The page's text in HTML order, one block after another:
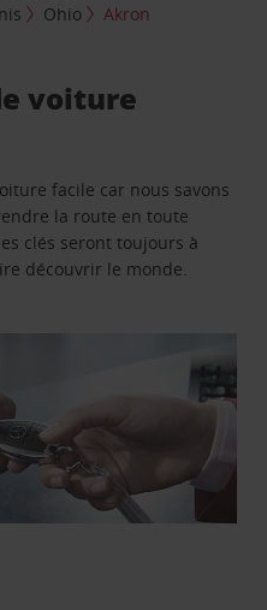
Ohio Akron
voiture
facile car nous savons
la route en toute
clés seront toujours à
découvrir le monde.